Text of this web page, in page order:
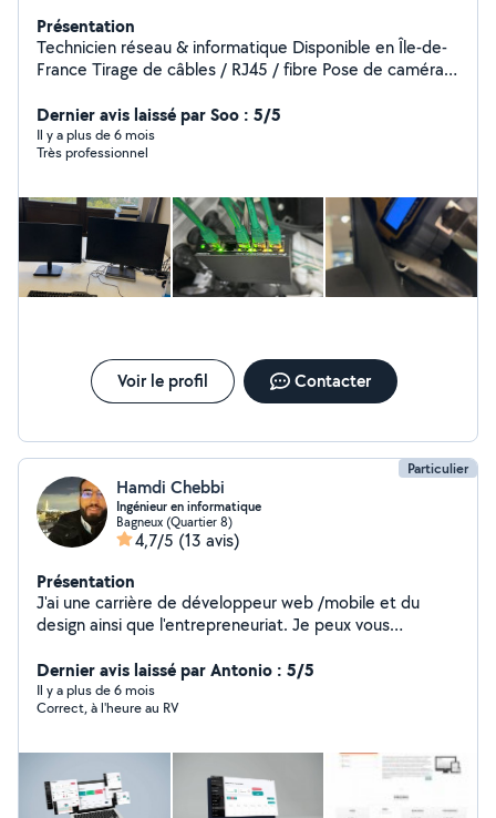
Présentation
Technicien réseau & informatique Disponible en Île-de-
France Tirage de câbles / RJ45 / fibre Pose de caméras
Dépannage logiciel / Montage / Nettoyage virus
Dernier avis laissé par Soo : 5/5
Il y a plus de 6 mois
Très professionnel
Voir le profil Contacter
Particulier
Hamdi Chebbi
Ingénieur en informatique
Bagneux (Quartier 8)
4,7/5 (13 avis)
Présentation
J'ai une carrière de développeur web /mobile et du
design ainsi que l'entrepreneuriat. Je peux vous
sur le terrain
Dernier avis laissé par Antonio : 5/5
Il y a plus de 6 mois
Correct, à l'heure au RV